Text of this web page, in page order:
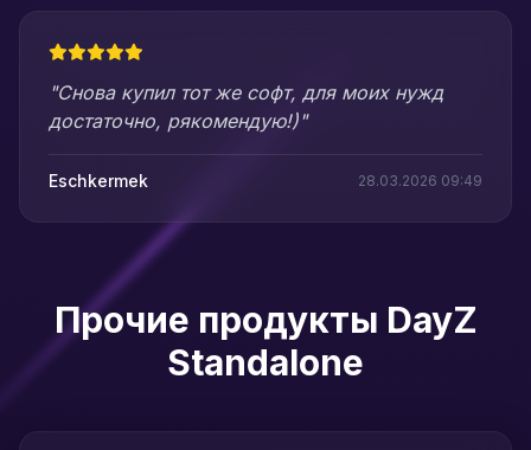
"Снова купил тот же софт, для моих нужд
достаточно, рякомендую!)"
Eschkermek 28.03.2026 09:49
Прочие продукты DayZ
Standalone